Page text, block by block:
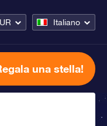
Italiano
una stella!